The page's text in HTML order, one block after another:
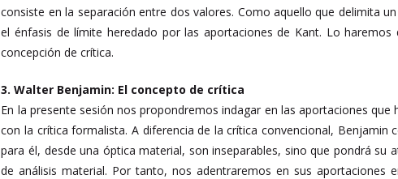
consiste en la separación entre dos valores. Como aquello que delimita
el énfasis de límite heredado por las aportaciones de Kant. Lo
concepción de crítica.
3. Walter Benjamin: El concepto de crítica
En la presente sesión nos propondremos indagar en las aportaciones
con la crítica formalista. A diferencia de la crítica convencional,
para él, desde una óptica material, son inseparables, sino que pondrá
de análisis material. Por tanto, nos adentraremos en sus